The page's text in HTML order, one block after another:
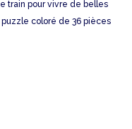
train pour vivre de belles
coloré de 36 pièces